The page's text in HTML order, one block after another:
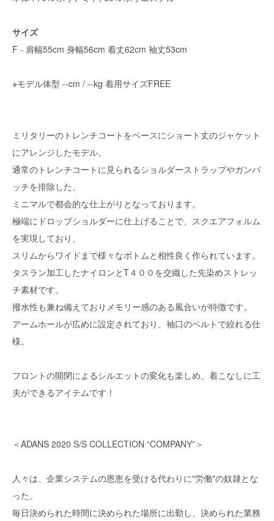
サイズ
F - 肩幅55cm 身幅56cm 着丈62cm 袖丈53cm
※モデル体型 --cm / --kg 着用サイズFREE
ミリタリーのトレンチコートをベースにショート丈のジャケット
にアレンジしたモデル。
通常のトレンチコートに見られるショルダーストラップやガンパ
ッチを排除した、
ミニマルで都会的な仕上がりとなっております。
極端にドロップショルダーに仕上げることで、スクエアフォルム
を実現しており、
スリムからワイドまで様々なボトムと相性良く作られています。
タスラン加工したナイロンとT４００を交織した先染めストレッ
チ素材です。
撥水性も兼ね備えておりメモリー感のある風合いが特徴です。
アームホールが広めに設定されており、袖口のベルトで絞れる仕
様。
フロントの開閉によるシルエットの変化も楽しめ、着こなしに工
夫ができるアイテムです！
＜ADANS 2020 S/S COLLECTION “COMPANY”＞
人々は、企業システムの恩恵を受ける代わりに"労働"の奴隷とな
った。
毎日決められた時間に決められた場所に出勤し、決められた業務